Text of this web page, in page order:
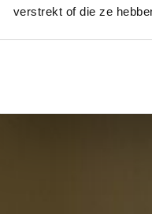
verstrekt of die ze